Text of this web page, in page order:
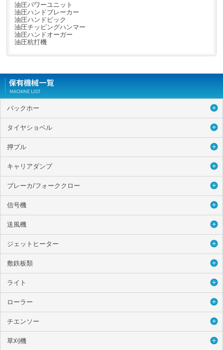
油圧パワーユニット
油圧ハンドブレーカー
油圧ハンドピック
油圧チッピングハンマー
油圧ハンドオーガー
油圧杭打機
バックホー
タイヤショベル
押ブル
キャリアダンプ
ブレーカ/フォーククロー
信号機
送風機
ジェットヒーター
敷鉄板類
ライト
ローラー
チエンソー
草刈機